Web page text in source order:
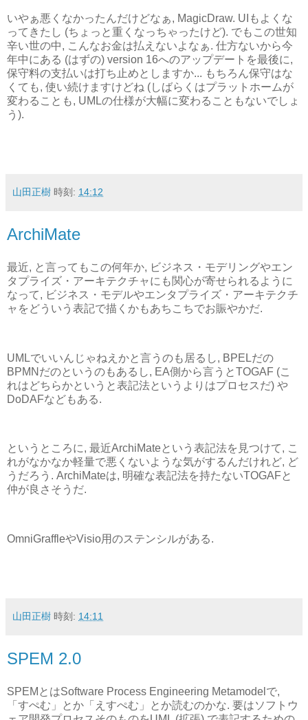
いやぁ悪くなかったんだけどなぁ, MagicDraw. UIもよくな
ってきたし (ちょっと重くなっちゃったけど). でもこの世知
辛い世の中, こんなお金は払えないよなぁ. 仕方ないから今
年中にある (はずの) version 16へのアップデートを最後に,
保守料の支払いは打ち止めとしますか... もちろん保守はな
くても, 使い続けますけどね (しばらくはプラットホームが
変わることも, UMLの仕様が大幅に変わることもないでしょ
う).
山田正樹 時刻: 14:12
ArchiMate
最近, と言ってもこの何年か, ビジネス・モデリングやエン
タプライズ・アーキテクチャにも関心が寄せられるように
なって, ビジネス・モデルやエンタプライズ・アーキテクチ
ャをどういう表記で描くかもあちこちでお賑やかだ.
UMLでいいんじゃねえかと言うのも居るし, BPELだの
BPMNだのというのもあるし, EA側から言うとTOGAF (こ
れはどちらかというと表記法というよりはプロセスだ) や
DoDAFなどもある.
というところに, 最近ArchiMateという表記法を見つけて, こ
れがなかなか軽量で悪くないような気がするんだけれど, ど
うだろう. ArchiMateは, 明確な表記法を持たないTOGAFと
仲が良さそうだ.
OmniGraffleやVisio用のステンシルがある.
山田正樹 時刻: 14:11
SPEM 2.0
SPEMとはSoftware Process Engineering Metamodelで,
「すぺむ」とか「えすぺむ」とか読むのかな. 要はソフトウ